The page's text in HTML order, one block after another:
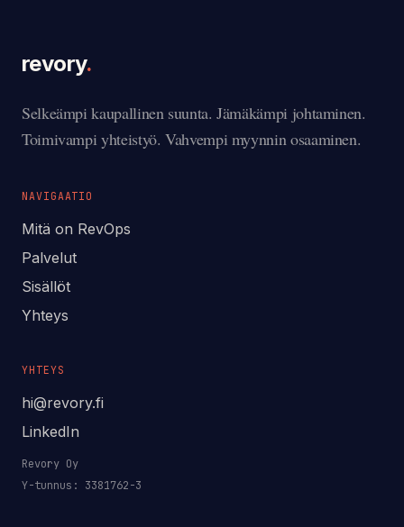
revory.
Selkeämpi kaupallinen suunta. Jämäkämpi johtaminen.
Toimivampi yhteistyö. Vahvempi myynnin osaaminen.
NAVIGAATIO
Mitä on RevOps
Palvelut
Sisällöt
Yhteys
YHTEYS
hi@revory.fi
LinkedIn
Revory Oy
Y-tunnus: 3381762-3